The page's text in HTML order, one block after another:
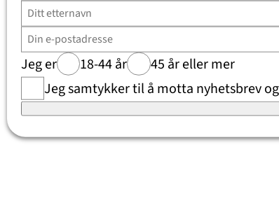
Publisert på 3 juli 2015
Daniel Moen Hansen
Som toppidrettsutøver i mange år har jeg prøvd x-
løsninger for å korrigere det svake synet mitt, men
ingenting har fungert særlig bra i kombinasjon…
Les mer:
Hansen
Jeg er 18-44 år
45 år eller mer
Jeg samtykker til å motta nyhetsbrev